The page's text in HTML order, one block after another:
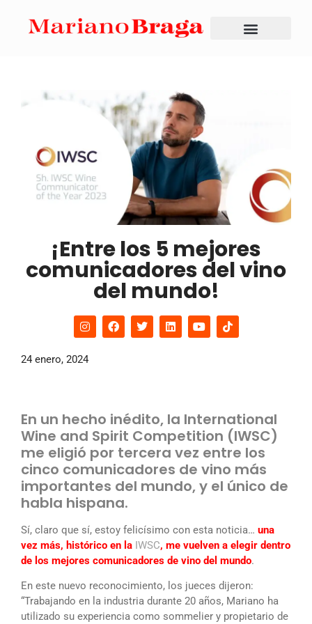
¡Entre los 5 mejores
comunicadores del vino
del mundo!
24 enero, 2024
En un hecho inédito, la International
Wine and Spirit Competition (IWSC)
me eligió por tercera vez entre los
cinco comunicadores de vino más
importantes del mundo, y el único de
habla hispana.
Sí, claro que sí, estoy felicísimo con esta noticia… una
vez más, histórico en la IWSC, me vuelven a elegir dentro
de los mejores comunicadores de vino del mundo.
En este nuevo reconocimiento, los jueces dijeron:
“Trabajando en la industria durante 20 años, Mariano ha
utilizado su experiencia como sommelier y propietario de